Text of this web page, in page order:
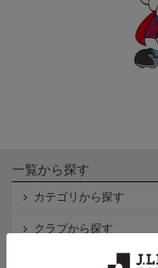
一覧から探す
カテゴリから探す
クラブから探す